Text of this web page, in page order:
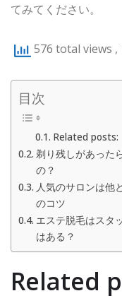
てみてください。
576 total views ,
目次
Related posts:
剃り残しがあった
の？
人気のサロンは他
のコツ
エステ脱毛はスタ
はある？
Related